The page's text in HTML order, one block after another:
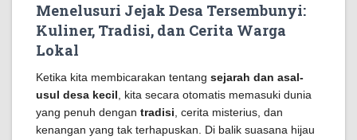
Menelusuri Jejak Desa Tersembunyi:
Kuliner, Tradisi, dan Cerita Warga
Lokal
Ketika kita membicarakan tentang sejarah dan asal-
usul desa kecil , kita secara otomatis memasuki dunia
yang penuh dengan tradisi , cerita misterius, dan
kenangan yang tak terhapuskan. Di balik suasana hijau